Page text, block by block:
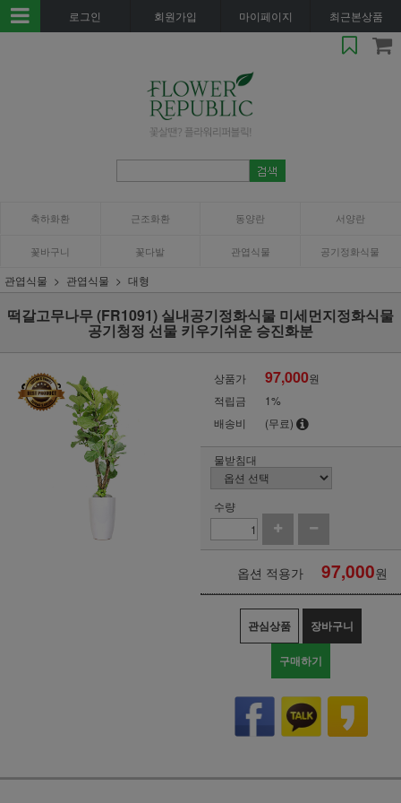
로그인 회원가입 마이페이지 최근본상품
축하화환 근조화환 동양란 서양란
꽃바구니 꽃다발 관엽식물 공기정화식물
관엽식물 관엽식물 대형
떡갈고무나무 (FR1091) 실내공기정화식물 미세먼지정화식물
공기청정 선물 키우기쉬운 승진화분
상품가 97,000원
적립금
1%
배송비
(무료)
물받침대
수량
옵션 적용가 97,000원
관심상품 장바구니
구매하기